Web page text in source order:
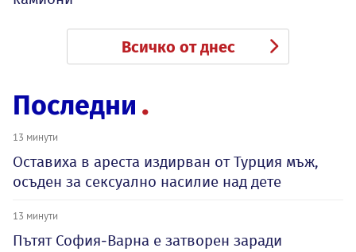
Всичко от днес
Последни
13 минути
Оставиха в ареста издирван от Турция мъж,
осъден за сексуално насилие над дете
13 минути
Пътят София-Варна е затворен заради